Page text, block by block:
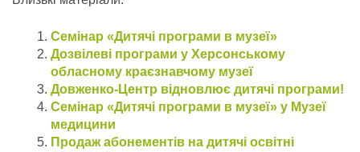
Семінар «Дитячі програми в музеї»
Дозвілеві програми у Херсонському
обласному краєзнавчому музеї
Довженко-Центр відновлює дитячі програми!
Семінар «Дитячі програми в музеї» у Музеї
медицини
Продаж абонементів на дитячі освітні